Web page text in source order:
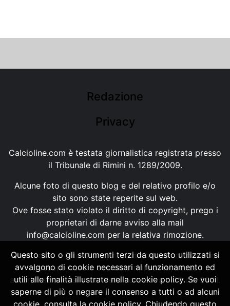
Redazione
Privacy
Calcioline.com è testata giornalistica registrata presso
il Tribunale di Rimini n. 1289/2009.
Alcune foto di questo blog e del relativo profilo e/o
sito sono state reperite sul web.
Ove fosse stato violato il diritto di copyright, prego i
proprietari di darne avviso alla mail
info@calcioline.com per la relativa rimozione.
Ogni testo e foto di proprietà di Calcioline.com non
possono essere copiati o riprodotti, senza
autorizzazione, ai sensi della normativa n.29 del 2001.
Questo sito o gli strumenti terzi da questo utilizzati si
avvalgono di cookie necessari al funzionamento ed
utili alle finalità illustrate nella cookie policy. Se vuoi
saperne di più o negare il consenso a tutti o ad alcuni
cookie, consulta la cookie policy. Chiudendo questo